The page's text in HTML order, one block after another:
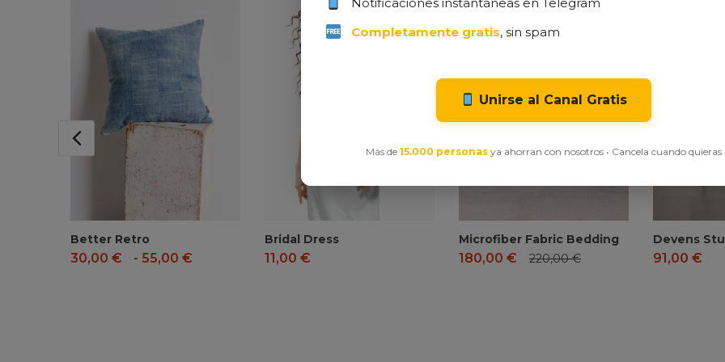
Better Retro
30,00 € - 55,00 €
Bridal Dress
11,00 €
Microfiber Fabric Bedding
180,00 € 220,00€
Devens
91,00 €
Completamente gratis, sin spam
Unirse al Canal Gratis
Más de 15.000 personas ya ahorran con nosotros • Cancela cuando quieras